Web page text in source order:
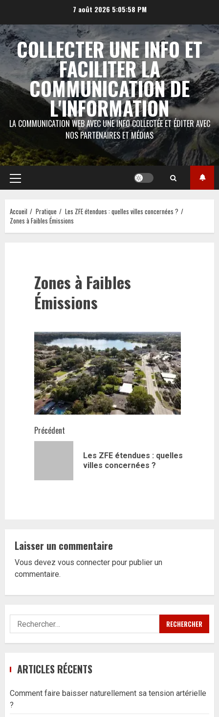
contenu
7 août 2026 5:05:59 PM
COLLECTER UNE INFO ET
FACILITER LA
COMMUNICATION DE
L'INFORMATION
LA COMMUNICATION WEB AVEC UNE INFO COLLECTÉE ET ÉDITER AVEC
NOS PARTENAIRES ET MÉDIAS
Menu
principal
Accueil Pratique
Les ZFE étendues : quelles villes concernées ?
Zones à Faibles Émissions
Zones à Faibles
Émissions
Navigation
Précédent
Les ZFE étendues : quelles
villes concernées ?
Laisser un commentaire
Vous devez vous connecter pour publier un
commentaire.
Rechercher :
ARTICLES RÉCENTS
Comment faire baisser naturellement sa tension artérielle
?